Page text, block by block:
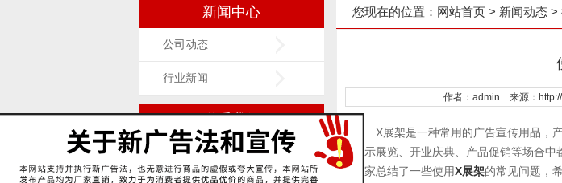
新闻中心
公司动态
行业新闻
联系我们
您现在的位置： 网站首页 > 新闻动态 >
作者：admin 来源：
X展架是一种常用的广告宣传用品，产
展示展览、开业庆典、产品促销等场合
大家总结了一些使用X展架的常见问题，